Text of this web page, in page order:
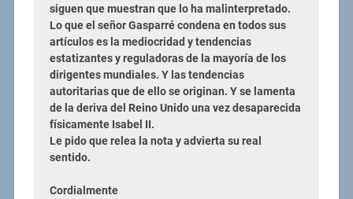
siguen que muestran que lo ha malinterpretado.
Lo que el señor Gasparré condena en todos sus
artículos es la mediocridad y tendencias
estatizantes y reguladoras de la mayoría de los
dirigentes mundiales. Y las tendencias
autoritarias que de ello se originan. Y se lamenta
de la deriva del Reino Unido una vez desaparecida
físicamente Isabel II.
Le pido que relea la nota y advierta su real
sentido.
Cordialmente